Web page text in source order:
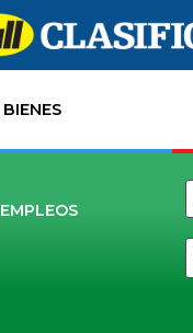
BIENES
EMPLEOS